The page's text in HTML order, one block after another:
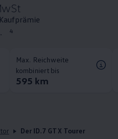
4
Max. Reichweite
kombiniert bis
595 km
Der ID.7 GTX Tourer